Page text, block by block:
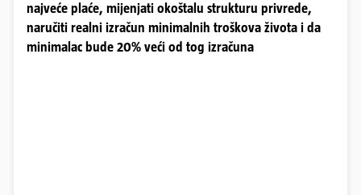
najveće plaće, mijenjati okoštalu strukturu privrede,
naručiti realni izračun minimalnih troškova života i da
minimalac bude 20% veći od tog izračuna